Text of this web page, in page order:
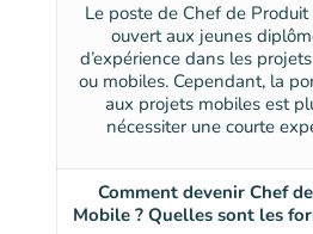
Le poste de Chef de
ouvert aux jeunes
d’expérience dans les
ou mobiles. Cependant, la
aux projets mobiles est
nécessiter une courte
Comment devenir Chef
Mobile ? Quelles sont les